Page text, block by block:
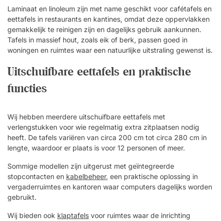
Laminaat en linoleum zijn met name geschikt voor cafétafels en
eettafels in restaurants en kantines, omdat deze oppervlakken
gemakkelijk te reinigen zijn en dagelijks gebruik aankunnen.
Tafels in massief hout, zoals eik of berk, passen goed in
woningen en ruimtes waar een natuurlijke uitstraling gewenst is.
Uitschuifbare eettafels en praktische
functies
Wij hebben meerdere uitschuifbare eettafels met
verlengstukken voor wie regelmatig extra zitplaatsen nodig
heeft. De tafels variëren van circa 200 cm tot circa 280 cm in
lengte, waardoor er plaats is voor 12 personen of meer.
Sommige modellen zijn uitgerust met geïntegreerde
stopcontacten en kabelbeheer, een praktische oplossing in
vergaderruimtes en kantoren waar computers dagelijks worden
gebruikt.
Wij bieden ook klaptafels voor ruimtes waar de inrichting